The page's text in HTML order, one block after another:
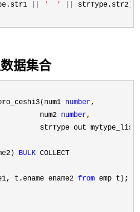
' '
据集合
number,
num2
number,
strType out
BULK COLLECT
t.ename ename2 from